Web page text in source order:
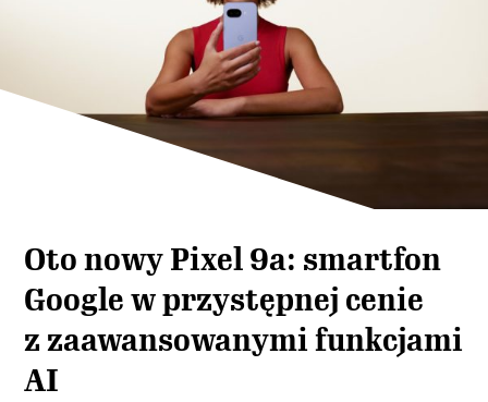
Oto nowy Pixel 9a: smartfon
Google w przystępnej cenie
z zaawansowanymi funkcjami
AI